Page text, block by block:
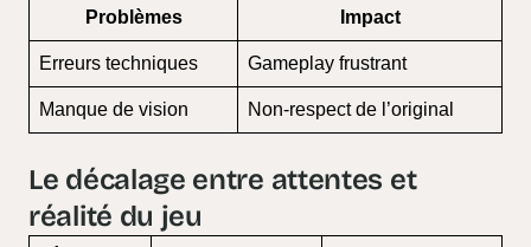
Problèmes Impact
Erreurs techniques Gameplay frustrant
Manque de vision Non-respect de l’original
Le décalage entre attentes et
réalité du jeu